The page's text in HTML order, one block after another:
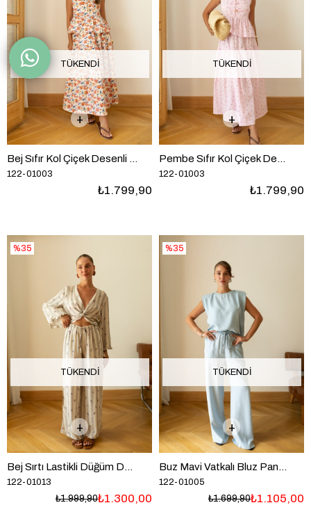
TÜKENDI
Bej Sıfır Kol Çiçek Desenli Bluz Etek Takım
122-01003
₺1.799,90
TÜKENDI
Pembe Sıfır Kol Çiçek Desenli Bluz Etek Takım
122-01003
₺1.799,90
TÜKENDI
Bej Sırtı Lastikli Düğüm Detaylı Bluz Ve Pantolon Takım
122-01013
₺1.300,00
₺1.999,90
%35
TÜKENDI
Buz Mavi Vatkalı Bluz PantolonTensel Takım
122-01005
₺1.105,00
₺1.699,90
%35